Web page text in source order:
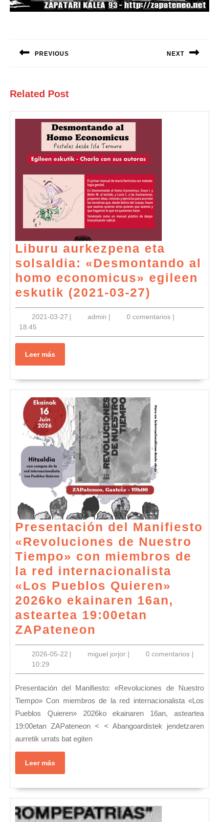
entradas
PREVIOUS NEXT
Related Post
Liburu aurkezpena eta
solsaldia: «Desmontando al
homo economicus» egileen
eskutik (2021-03-27)
eta
solsaldia:
homo
egileen
eskutik
(2021-
03-
27)
2021-03-272021-
27
| admin admin
| 0 comentarios |
18:45
Leer más
más
Presentación del Manifiesto
«Revoluciones de Nuestro
Tiempo» con miembros de
la red internacionalista
«Los Pueblos Quieren»
2026ko ekainaren 16an,
asteartea 19:00etan
ZAPateneon
del
Manifiesto
«Revoluciones
de
Nuestro
Tiempo»
con
red
internacionalista
2026-05-222026-
22
| miguel jorjormiguel
| 0 comentarios |
10:29
Presentación del Manifiesto: «Revoluciones de Nuestro
Tiempo» Con miembros de la red internacionalista «Los
Pueblos Quieren» 2026ko ekainaren 16an, asteartea
19:00etan ZAPateneon < < Abangoardistek jendetzaren
aurretik urrats bat egiten
Leer más
más